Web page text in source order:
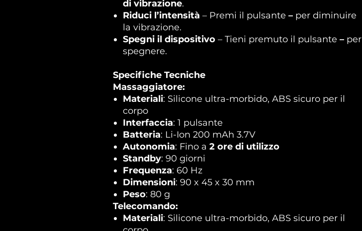
di vibrazione.
Riduci l’intensità – Premi il pulsante – per diminuire
la vibrazione.
Spegni il dispositivo – Tieni premuto il pulsante – per
spegnere.
Specifiche Tecniche
Massaggiatore:
Materiali: Silicone ultra-morbido, ABS sicuro per il
corpo
Interfaccia: 1 pulsante
Batteria: Li-Ion 200 mAh 3.7V
Autonomia: Fino a 2 ore di utilizzo
Standby: 90 giorni
Frequenza: 60 Hz
Dimensioni: 90 x 45 x 30 mm
Peso: 80 g
Telecomando:
Materiali: Silicone ultra-morbido, ABS sicuro per il